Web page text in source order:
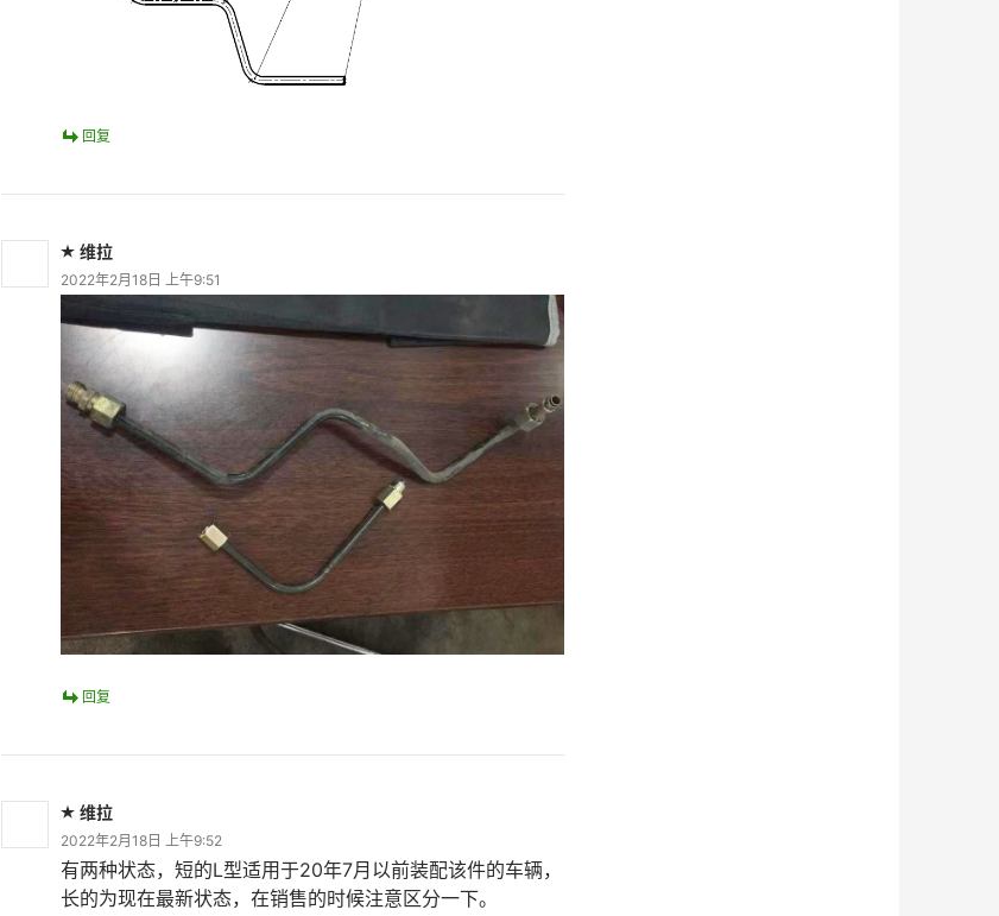
回复
维拉
2022年2月18日 上午9:51
回复
维拉
2022年2月18日 上午9:52
有两种状态，短的L型适用于20年7月以前装配该件的车辆，
长的为现在最新状态，在销售的时候注意区分一下。